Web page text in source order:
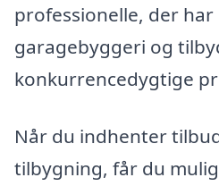
professionelle, der
garagebyggeri og
konkurrencedygtige
Når du indhenter
tilbygning, får du